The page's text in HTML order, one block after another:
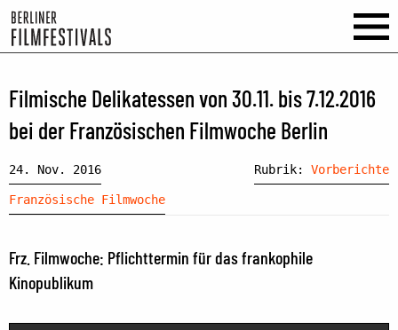
Filmische Delikatessen von 30.11. bis 7.12.2016
bei der Französischen Filmwoche Berlin
24. Nov. 2016 Rubrik: Vorberichte
Französische Filmwoche
Frz. Filmwoche: Pflichttermin für das frankophile
Kinopublikum